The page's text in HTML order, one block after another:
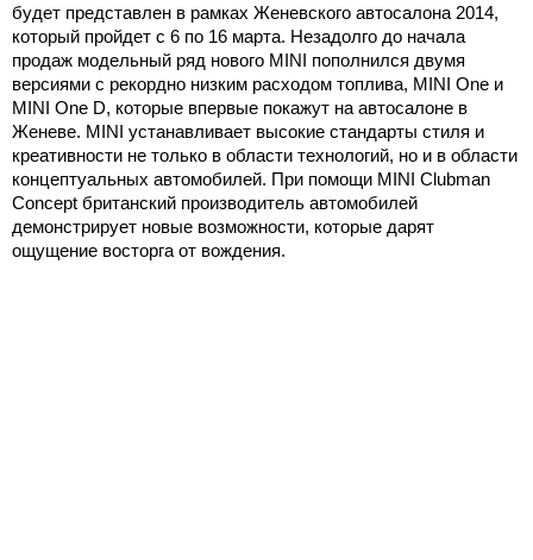
будет представлен в рамках Женевского автосалона 2014,
который пройдет с 6 по 16 марта. Незадолго до начала
продаж модельный ряд нового MINI пополнился двумя
версиями с рекордно низким расходом топлива, MINI One и
MINI One D, которые впервые покажут на автосалоне в
Женеве. MINI устанавливает высокие стандарты стиля и
креативности не только в области технологий, но и в области
концептуальных автомобилей. При помощи MINI Clubman
Concept британский производитель автомобилей
демонстрирует новые возможности, которые дарят
ощущение восторга от вождения.